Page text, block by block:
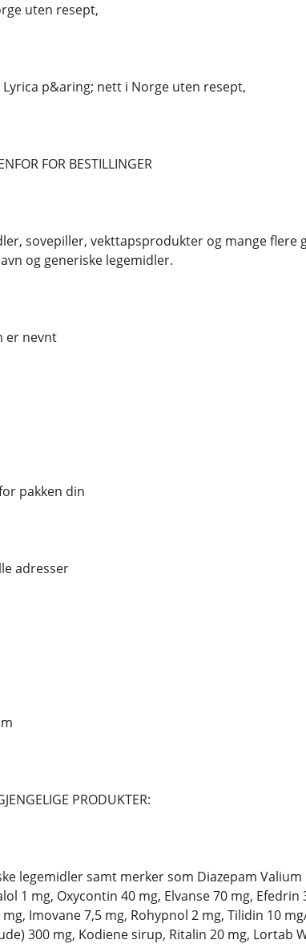
uten resept,
p&aring; nett i Norge uten resept,
FOR BESTILLINGER
sovepiller, vekttapsprodukter og mange flere
og generiske legemidler.
er nevnt
pakken din
adresser
PRODUKTER:
legemidler samt merker som Diazepam
1 mg, Oxycontin 40 mg, Elvanse 70 mg,
Imovane 7,5 mg, Rohypnol 2 mg, Tilidin 10
300 mg, Kodiene sirup, Ritalin 20 mg, Lortab